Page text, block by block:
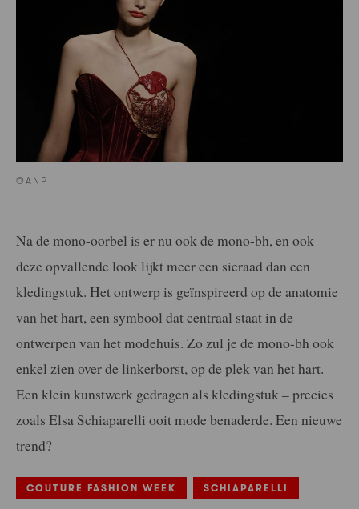
©ANP
Na de mono-oorbel is er nu ook de mono-bh, en ook
deze opvallende look lijkt meer een sieraad dan een
kledingstuk. Het ontwerp is geïnspireerd op de anatomie
van het hart, een symbool dat centraal staat in de
ontwerpen van het modehuis. Zo zul je de mono-bh ook
enkel zien over de linkerborst, op de plek van het hart.
Een klein kunstwerk gedragen als kledingstuk – precies
zoals Elsa Schiaparelli ooit mode benaderde. Een nieuwe
trend?
COUTURE FASHION WEEK SCHIAPARELLI